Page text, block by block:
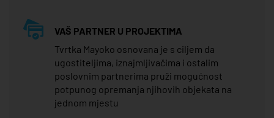
VAŠ PARTNER U PROJEKTIMA
Tvrtka Mayoko osnovana je s ciljem da
ugostiteljima, iznajmljivačima i ostalim
poslovnim partnerima pruži mogućnost
potpunog opremanja njihovih objekata na
jednom mjestu